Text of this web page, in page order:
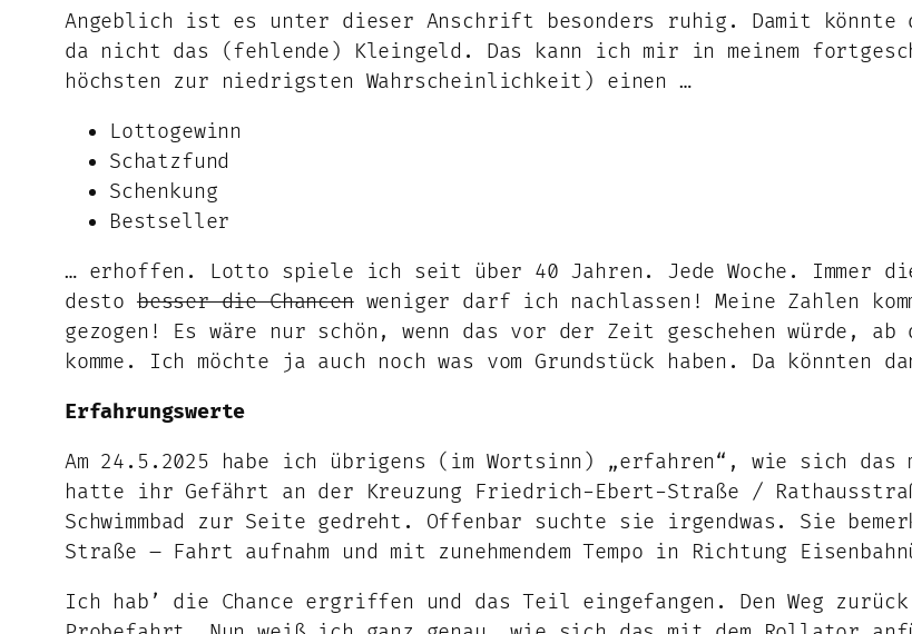
Angeblich ist es unter dieser Anschrift besonders ruhig. Damit könnte
da nicht das (fehlende) Kleingeld. Das kann ich mir in meinem
höchsten zur niedrigsten Wahrscheinlichkeit) einen …
Lottogewinn
Schatzfund
Schenkung
Bestseller
… erhoffen. Lotto spiele ich seit über 40 Jahren. Jede Woche. Immer
desto besser die Chancenweniger darf ich nachlassen! Meine Zahlen
gezogen! Es wäre nur schön, wenn das vor der Zeit geschehen würde,
komme. Ich möchte ja auch noch was vom Grundstück haben. Da könnten
Erfahrungswerte
Am 24.5.2025 habe ich übrigens (im Wortsinn) „erfahren“, wie sich
hatte ihr Gefährt an der Kreuzung Friedrich-Ebert-Straße /
Schwimmbad zur Seite gedreht. Offenbar suchte sie irgendwas. Sie
Straße – Fahrt aufnahm und mit zunehmendem Tempo in Richtung
Ich hab’ die Chance ergriffen und das Teil eingefangen. Den Weg